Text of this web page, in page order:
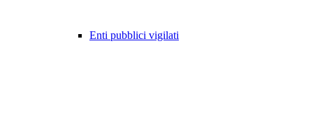
Enti pubblici vigilati